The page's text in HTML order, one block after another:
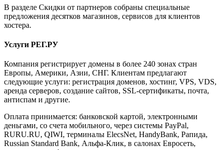
В разделе Скидки от партнеров собраны специальные
предложения десятков магазинов, сервисов для клиентов
хостера.
Услуги РЕГ.РУ
Компания регистрирует домены в более 240 зонах стран
Европы, Америки, Азии, СНГ. Клиентам предлагают
следующие услуги: регистрация доменов, хостинг, VPS, VDS,
аренда серверов, создание сайтов, SSL-сертификаты, почта,
антиспам и другие.
Оплата принимается: банковской картой, электронными
деньгами, со счета мобильного, через системы PayPal,
RURU.RU, QIWI, терминалы ElecsNet, HandyBank, Рапида,
Russian Standard Bank, Альфа-Клик, в салонах Евросеть,